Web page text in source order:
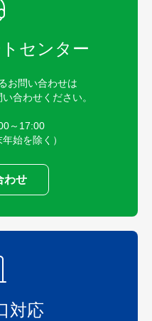
センター
お問い合わせは
合わせください。
～17:00
始を除く）
わせ
対応